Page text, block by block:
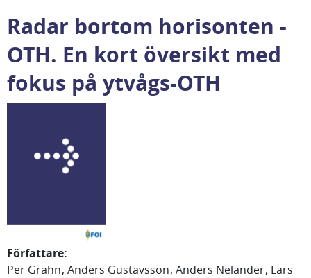
Radar bortom horisonten -
OTH. En kort översikt med
fokus på ytvågs-OTH
Författare:
Per Grahn Anders Gustavsson Anders Nelander Lars